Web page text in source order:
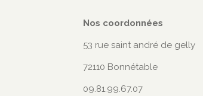
Nos coordonnées
53 rue saint andré de gelly
72110 Bonnétable
09.81.99.67.07